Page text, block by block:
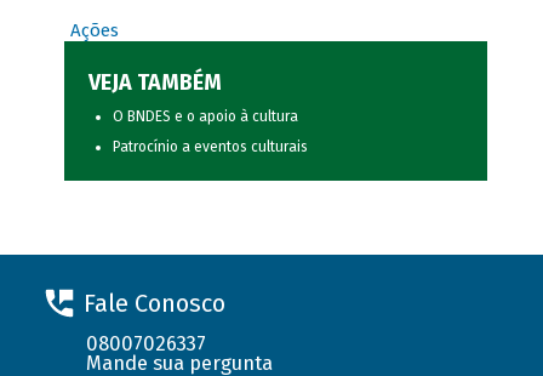
Ações
VEJA TAMBÉM
O BNDES e o apoio à cultura
Patrocínio a eventos culturais
Fale Conosco
08007026337
Mande sua pergunta